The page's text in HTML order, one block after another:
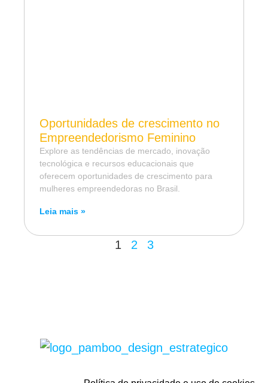
Oportunidades de crescimento no
Empreendedorismo Feminino
Explore as tendências de mercado, inovação
tecnológica e recursos educacionais que
oferecem oportunidades de crescimento para
mulheres empreendedoras no Brasil.
Leia mais »
1 2 3